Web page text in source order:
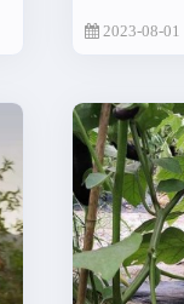
2023-08-01